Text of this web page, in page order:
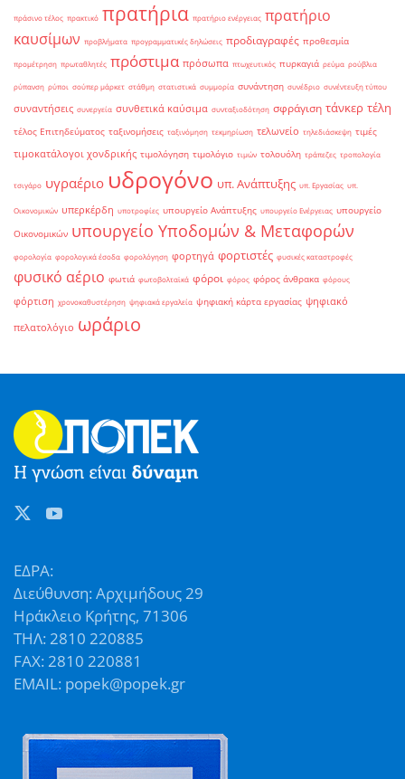
πράσινο τέλος πρακτικό πρατήρια πρατήριο ενέργειας πρατήριο
καυσίμων προβλήματα προγραμματικές δηλώσεις προδιαγραφές προθεσμία
προμέτρηση πρωταθλητές πρόστιμα πρόσωπα πτωχευτικός πυρκαγιά ρεύμα ρούβλια
ρύπανση ρύποι σούπερ μάρκετ στάθμη στατιστικά συμμορία συνάντηση συνέδριο συνέντευξη τύπου
συναντήσεις συνεργεία συνθετικά καύσιμα συνταξιοδότηση σφράγιση τάνκερ τέλη
τέλος Επιτηδεύματος ταξινομήσεις ταξινόμηση τεκμηρίωση τελωνείο τηλεδιάσκεψη τιμές
τιμοκατάλογοι χονδρικής τιμολόγηση τιμολόγιο τιμών τολουόλη τράπεζες τροπολογία
τσιγάρο υγραέριο υδρογόνο υπ. Ανάπτυξης υπ. Εργασίας υπ.
Οικονομικών υπερκέρδη υποτροφίες υπουργείο Ανάπτυξης υπουργείο Ενέργειας υπουργείο
Οικονομικών υπουργείο Υποδομών & Μεταφορών
φορολογία φορολογικά έσοδα φορολόγηση φορτηγά φορτιστές φυσικές καταστροφές
φυσικό αέριο φωτιά φωτοβολταϊκά φόροι φόρος φόρος άνθρακα φόρους
φόρτιση χρονοκαθυστέρηση ψηφιακά εργαλεία ψηφιακή κάρτα εργασίας ψηφιακό
πελατολόγιο ωράριο
ΕΔΡΑ:
Διεύθυνση: Αρχιμήδους 29
Ηράκλειο Κρήτης, 71306
ΤΗΛ: 2810 220885
FAX: 2810 220881
EMAIL: popek@popek.gr